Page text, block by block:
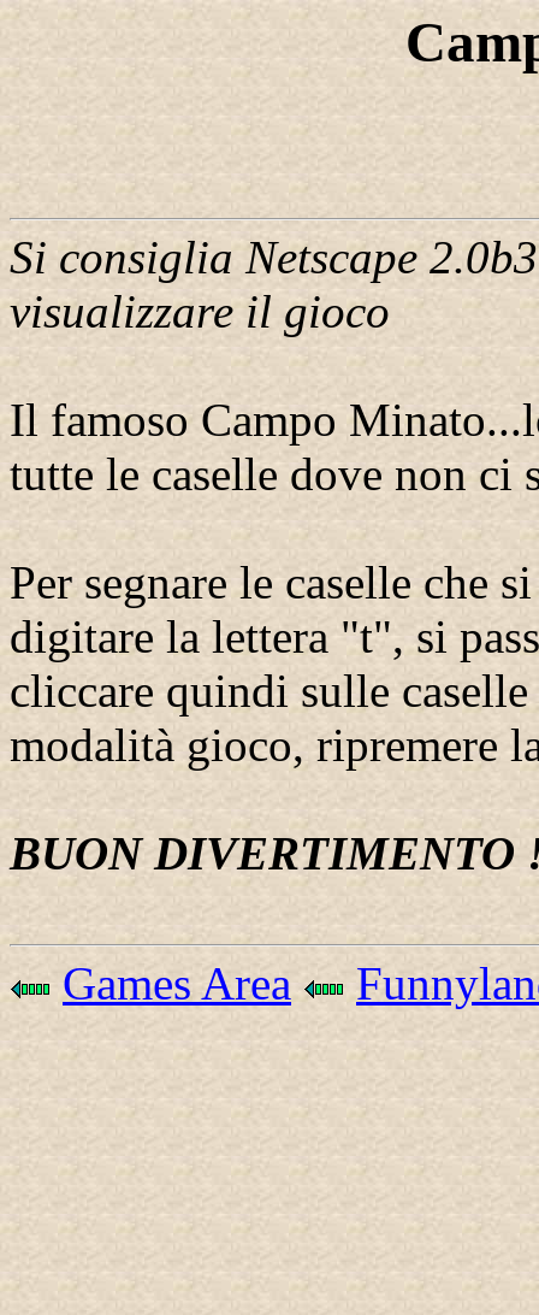
Si consiglia Netscape
visualizzare il gioco
Il famoso Campo
tutte le caselle dove non ci
Per segnare le caselle che
digitare la lettera "t", si
cliccare quindi sulle
modalità gioco, ripremere
BUON DIVERTIMENTO
Games Area